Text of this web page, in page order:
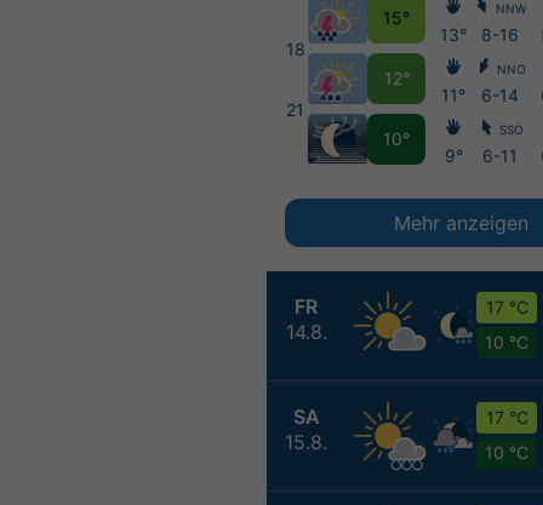
FR
14.8.
17 °C
10 °C
SA
15.8.
17 °C
10 °C
18
21
15°
12°
10°
13°
11°
9°
NNW
8-16
NNO
6-14
SSO
6-11
Mehr anzeigen